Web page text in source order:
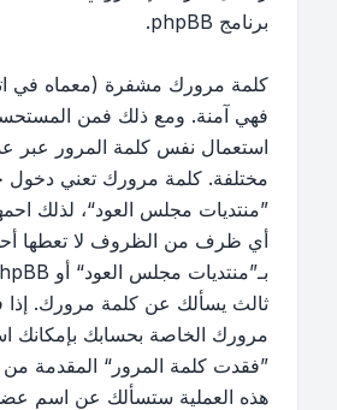
برنامج phpBB.
كلمة مرورك مشفرة (معماه في
فهي آمنة. ومع ذلك فمن
استعمال نفس كلمة المرور عبر
مختلفة. كلمة مرورك تعني
”منتديات مجلس العود“، لذلك
أي ظرف من الظروف لا تعطها
ثالث يسألك عن كلمة مرورك.
مرورك الخاصة بحسابك بإمكانك
هذه العملية ستسألك عن اسم